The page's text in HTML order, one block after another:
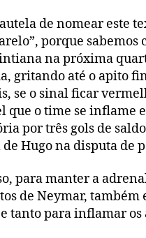
de nomear este
porque sabemos
na próxima
gritando até o apito
se o sinal ficar
que o time se inflame
por três gols de
Hugo na disputa de
para manter a
de Neymar, também
tanto para inflamar os